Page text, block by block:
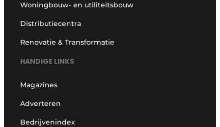
Woningbouw- en utiliteitsbouw
Distributiecentra
Renovatie & Transformatie
HANDIGE LINKS
Magazines
Adverteren
Bedrijvenindex